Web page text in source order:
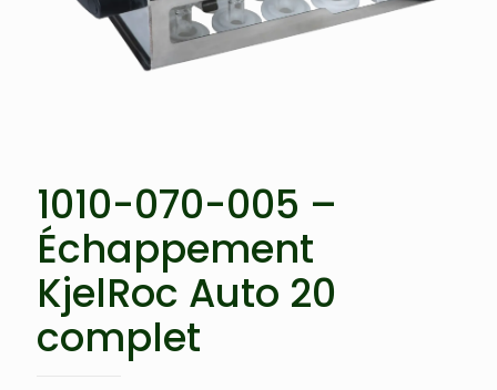
1010-070-005 –
Échappement
KjelRoc Auto 20
complet